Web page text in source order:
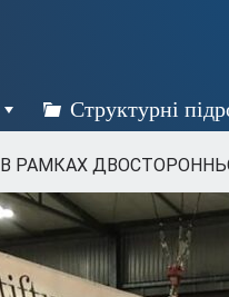
Структурні
В РАМКАХ